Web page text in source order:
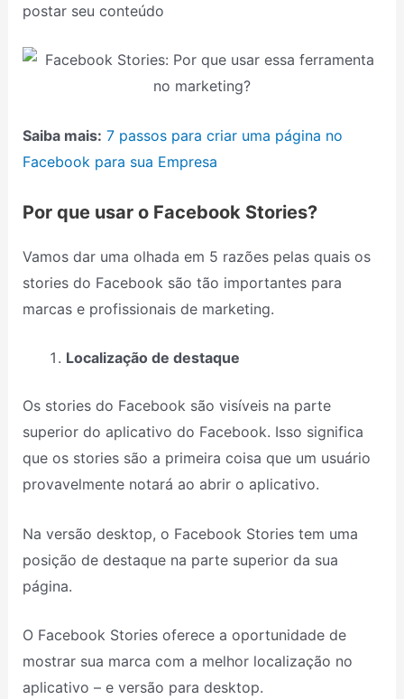
postar seu conteúdo
Saiba mais: 7 passos para criar uma página no
Facebook para sua Empresa
Por que usar o Facebook Stories?
Vamos dar uma olhada em 5 razões pelas quais os
stories do Facebook são tão importantes para
marcas e profissionais de marketing.
Localização de destaque
Os stories do Facebook são visíveis na parte
superior do aplicativo do Facebook. Isso significa
que os stories são a primeira coisa que um usuário
provavelmente notará ao abrir o aplicativo.
Na versão desktop, o Facebook Stories tem uma
posição de destaque na parte superior da sua
página.
O Facebook Stories oferece a oportunidade de
mostrar sua marca com a melhor localização no
aplicativo – e versão para desktop.